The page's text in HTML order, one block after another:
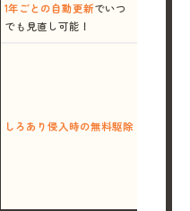
1年ごとの自動更新でいつ
でも見直し可能！
しろあり侵入時の無料駆除